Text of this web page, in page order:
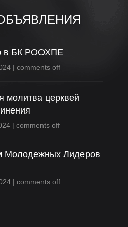
в БК РООХПЕ
| comments off
молитва церквей
| comments off
Молодежных Лидеров
| comments off